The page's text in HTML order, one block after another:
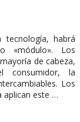
habrá
«módulo». Los
de cabeza,
consumidor, la
Los
aplican este …